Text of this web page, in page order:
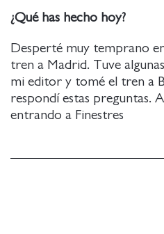
¿Qué has hecho hoy?
Desperté muy temprano
tren a Madrid. Tuve
mi editor y tomé el tren a
respondí estas preguntas.
entrando a Finestres